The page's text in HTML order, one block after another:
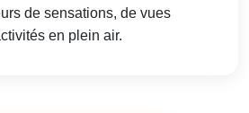
de sensations, de vues
en plein air.